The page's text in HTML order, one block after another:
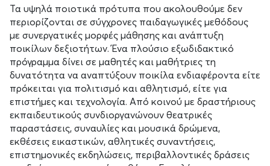
Τα υψηλά ποιοτικά πρότυπα που ακολουθούμε δεν
περιορίζονται σε σύγχρονες παιδαγωγικές μεθόδους
με συνεργατικές μορφές μάθησης και ανάπτυξη
ποικίλων δεξιοτήτων. Ένα πλούσιο εξωδιδακτικό
πρόγραμμα δίνει σε μαθητές και μαθήτριες τη
δυνατότητα να αναπτύξουν ποικίλα ενδιαφέροντα είτε
πρόκειται για πολιτισμό και αθλητισμό, είτε για
επιστήμες και τεχνολογία. Από κοινού με δραστήριους
εκπαιδευτικούς συνδιοργανώνουν θεατρικές
παραστάσεις, συναυλίες και μουσικά δρώμενα,
εκθέσεις εικαστικών, αθλητικές συναντήσεις,
επιστημονικές εκδηλώσεις, περιβαλλοντικές δράσεις